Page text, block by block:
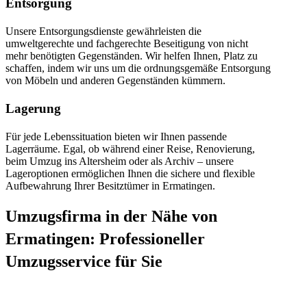
Entsorgung
Unsere Entsorgungsdienste gewährleisten die
umweltgerechte und fachgerechte Beseitigung von nicht
mehr benötigten Gegenständen. Wir helfen Ihnen, Platz zu
schaffen, indem wir uns um die ordnungsgemäße Entsorgung
von Möbeln und anderen Gegenständen kümmern.
Lagerung
Für jede Lebenssituation bieten wir Ihnen passende
Lagerräume. Egal, ob während einer Reise, Renovierung,
beim Umzug ins Altersheim oder als Archiv – unsere
Lageroptionen ermöglichen Ihnen die sichere und flexible
Aufbewahrung Ihrer Besitztümer in Ermatingen.
Umzugsfirma in der Nähe von
Ermatingen: Professioneller
Umzugsservice für Sie